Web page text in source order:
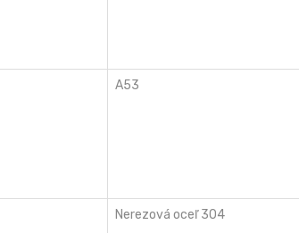
A53
Nerezová oceľ 304